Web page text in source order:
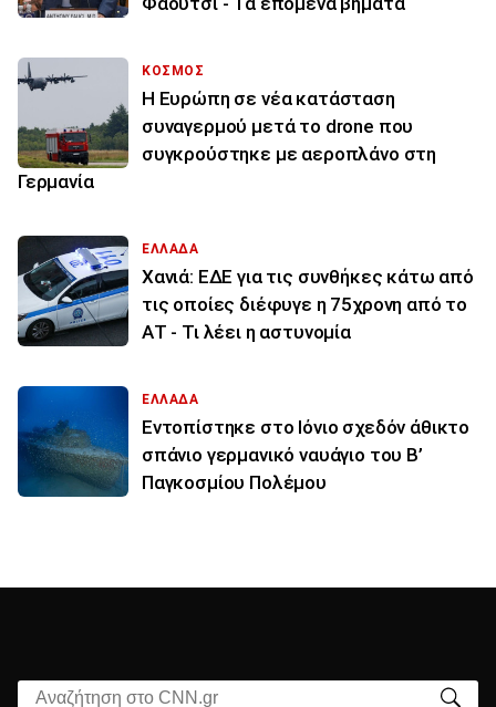
ΚΟΣΜΟΣ
Η Ευρώπη σε νέα κατάσταση
συναγερμού μετά το drone που
συγκρούστηκε με αεροπλάνο στη
Γερμανία
ΕΛΛΑΔΑ
Χανιά: ΕΔΕ για τις συνθήκες κάτω από
τις οποίες διέφυγε η 75χρονη από το
ΑΤ - Τι λέει η αστυνομία
ΕΛΛΑΔΑ
Εντοπίστηκε στο Ιόνιο σχεδόν άθικτο
σπάνιο γερμανικό ναυάγιο του Β’
Παγκοσμίου Πολέμου
Αναζήτηση στο CNN.gr